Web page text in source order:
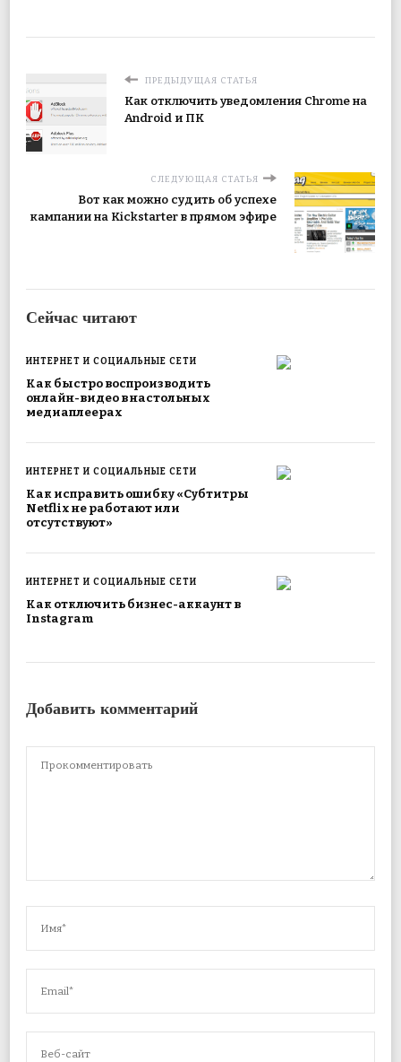
ПРЕДЫДУЩАЯ СТАТЬЯ
Как отключить уведомления Chrome на
Android и ПК
СЛЕДУЮЩАЯ СТАТЬЯ
Вот как можно судить об успехе
кампании на Kickstarter в прямом эфире
Сейчас читают
ИНТЕРНЕТ И СОЦИАЛЬНЫЕ СЕТИ
Как быстро воспроизводить
онлайн-видео в настольных
медиаплеерах
ИНТЕРНЕТ И СОЦИАЛЬНЫЕ СЕТИ
Как исправить ошибку «Субтитры
Netflix не работают или
отсутствуют»
ИНТЕРНЕТ И СОЦИАЛЬНЫЕ СЕТИ
Как отключить бизнес-аккаунт в
Instagram
Добавить комментарий